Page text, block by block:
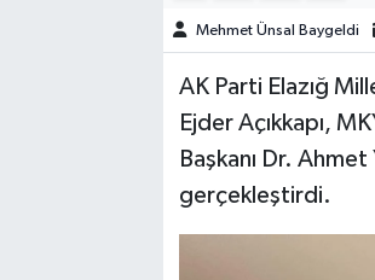
Mehmet Ünsal Baygeldi
AK Parti Elazığ
Ejder Açıkkapı,
Başkanı Dr.
gerçekleştirdi.